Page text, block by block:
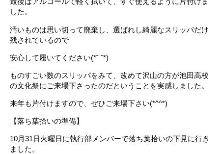
した。
汚いものは思い切って廃棄し、選ばれし綺麗なスリッパだけ
残されているので
安心して履いてください(*˘ ˘*)
ものすごい数のスリッパをみて、改めて沢山の方が池田高校
の文化祭にご来場下さったのだということを実感しました。
来年も片付けますので、ぜひご来場下さい(*^^*)
【落ち葉拾いの準備】
10月31日火曜日に執行部メンバーで落ち葉拾いの下見に行き
ました。